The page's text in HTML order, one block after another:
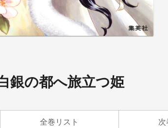
銀の都へ旅立つ姫
全巻リスト 次